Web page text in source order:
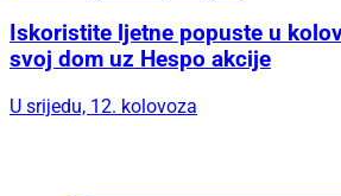
Iskoristite ljetne popuste u
svoj dom uz Hespo akcije
U srijedu, 12. kolovoza